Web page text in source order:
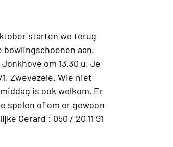
starten we terug
bowlingschoenen aan.
om 13.30 u. Je
Zwevezele. Wie niet
is ook welkom. Er
spelen of om er gewoon
Gerard : 050 / 20 11 91